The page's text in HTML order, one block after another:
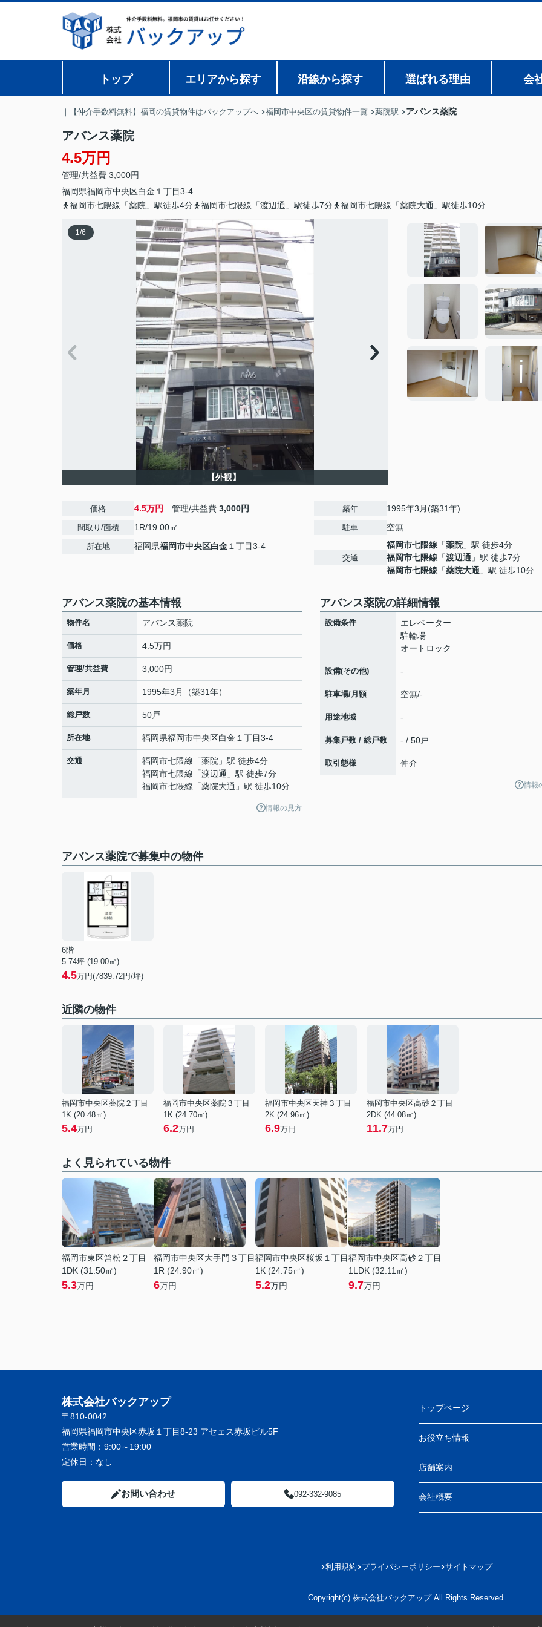
トップ エリアから探す 沿線から探す 選ばれる理由 会
｜【仲介手数料無料】福岡の賃貸物件はバックアップへ 福岡市中央区の賃貸物件一覧 薬院駅 アバンス薬院
アバンス薬院
4.5万円
管理/共益費 3,000円
福岡県福岡市中央区白金 １丁目3-4
福岡市七隈線「薬院」駅徒歩4分
福岡市七隈線「渡辺通」駅徒歩7分 福岡市七隈線「薬院大通」駅徒歩10分
1/6
【外観】
価格 4.5万円 管理/共益費 3,000円
間取り/面積 1R/19.00㎡
所在地 福岡県福岡市中央区白金 １丁目3-4
築年 1995年3月(築31年)
駐車 空無
交通
福岡市七隈線 「薬院 」駅 徒歩4分
福岡市七隈線 「渡辺通 」駅 徒歩7分
福岡市七隈線 「薬院大通 」駅 徒歩10分
アバンス薬院の基本情報
物件名 アバンス薬院
価格 4.5万円
管理/共益費 3,000円
築年月 1995年3月（築31年）
総戸数 50戸
所在地 福岡県福岡市中央区白金 １丁目3-4
交通 福岡市七隈線 「薬院 」駅 徒歩4分
福岡市七隈線 「渡辺通 」駅 徒歩7分
福岡市七隈線 「薬院大通 」駅 徒歩10分
情報の見方
アバンス薬院の詳細情報
設備条件
エレベーター
駐輪場
オートロック
設備(その他) -
駐車場/月額 空無/-
用途地域 -
募集戸数 / 総戸数 - / 50戸
取引態様 仲介
情報
アバンス薬院で募集中の物件
6階
5.74坪 (19.00㎡)
4.5万円(7839.72円/坪)
近隣の物件
福岡市中央区薬院２丁目
1K (20.48㎡)
5.4万円
福岡市中央区薬院３丁目
1K (24.70㎡)
6.2万円
福岡市中央区天神３丁目
2K (24.96㎡)
6.9万円
福岡市中央区高砂２丁目
2DK (44.08㎡)
11.7万円
よく見られている物件
福岡市東区筥松２丁目
1DK (31.50㎡)
5.3万円
福岡市中央区大手門３丁目
1R (24.90㎡)
6万円
福岡市中央区桜坂１丁目
1K (24.75㎡)
5.2万円
福岡市中央区高砂２丁目
1LDK (32.11㎡)
9.7万円
株式会社バックアップ
〒810-0042
福岡県福岡市中央区赤坂１丁目8-23 アセェス赤坂ビル5F
営業時間： 9:00～19:00
定休日： なし
お問い合わせ 092-332-9085
トップページ
お役立ち情報
店舗案内
会社概要
利用規約 プライバシーポリシー サイトマップ
Copyright(c) 株式会社バックアップ All Rights Reserved.